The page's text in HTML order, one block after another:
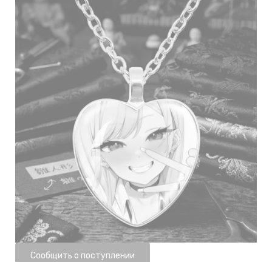
Нет в наличии
Сообщить о поступлении